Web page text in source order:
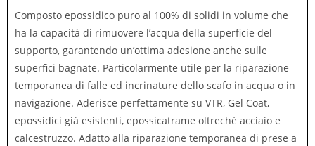
Composto epossidico puro al 100% di solidi in volume che
ha la capacità di rimuovere l’acqua della superficie del
supporto, garantendo un’ottima adesione anche sulle
superfici bagnate. Particolarmente utile per la riparazione
temporanea di falle ed incrinature dello scafo in acqua o in
navigazione. Aderisce perfettamente su VTR, Gel Coat,
epossidici già esistenti, epossicatrame oltreché acciaio e
calcestruzzo. Adatto alla riparazione temporanea di prese a